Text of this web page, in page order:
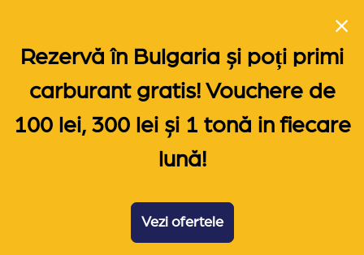
Rezervă în Bulgaria și poți primi
carburant gratis! Vouchere de
100 lei, 300 lei și 1 tonă in fiecare
lună!
Vezi ofertele